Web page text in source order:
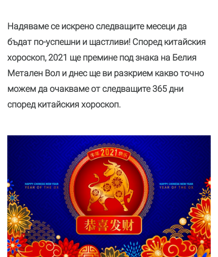
Надяваме се искрено следващите месеци да
бъдат по-успешни и щастливи! Според китайския
хороскоп, 2021 ще премине под знака на Белия
Метален Вол и днес ще ви разкрием какво точно
можем да очакваме от следващите 365 дни
според китайския хороскоп.